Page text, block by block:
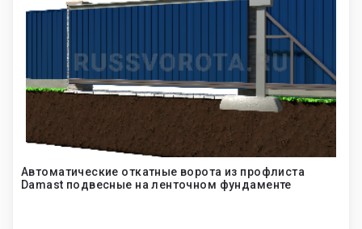
Автоматические откатные ворота из профлиста
Damast подвесные на ленточном фундаменте